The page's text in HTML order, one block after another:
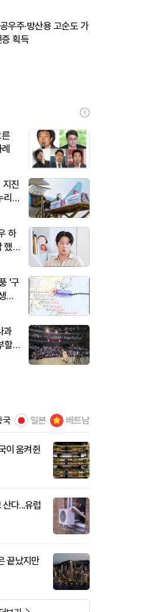
우주·방산용 고순도 가
획득
진
하
했
'구
…
과
할
국 일본 베트남
이 움켜쥔
다...유럽
끝났지만